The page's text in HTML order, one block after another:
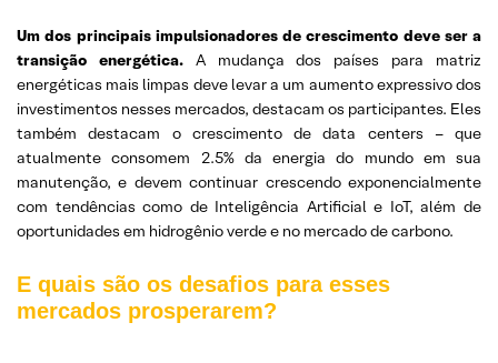
Um dos principais impulsionadores de crescimento deve ser a
transição energética.A mudança dos países para matriz
energéticas mais limpas deve levar a um aumento expressivo dos
investimentos nesses mercados, destacam os participantes. Eles
também destacam o crescimento de data centers – que
atualmente consomem 2.5% da energia do mundo em sua
manutenção, e devem continuar crescendo exponencialmente
com tendências como de Inteligência Artificial e IoT, além de
oportunidades em hidrogênio verde e no mercado de carbono.
E quais são os desafios para esses
mercados prosperarem?